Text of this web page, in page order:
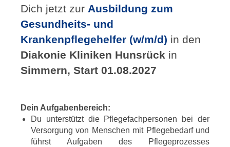
Dich jetzt zur Ausbildung zum
Gesundheits- und
Krankenpflegehelfer (w/m/d) in den
Diakonie Kliniken Hunsrück in
Simmern, Start 01.08.2027
Dein Aufgabenbereich:
Du unterstützt die Pflegefachpersonen bei der
Versorgung von Menschen mit Pflegebedarf und
führst Aufgaben des Pflegeprozesses